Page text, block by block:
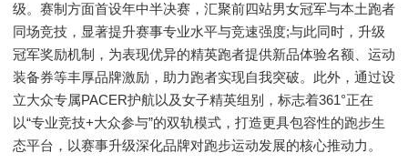
级。赛制方面首设年中半决赛，汇聚前四站男女冠军与本土跑者
同场竞技，显著提升赛事专业水平与竞速强度;与此同时，升级
冠军奖励机制，为表现优异的精英跑者提供新品体验名额、运动
装备券等丰厚品牌激励，助力跑者实现自我突破。此外，通过设
立大众专属PACER护航以及女子精英组别，标志着361°正在
以“专业竞技+大众参与”的双轨模式，打造更具包容性的跑步生
态平台，以赛事升级深化品牌对跑步运动发展的核心推动力。